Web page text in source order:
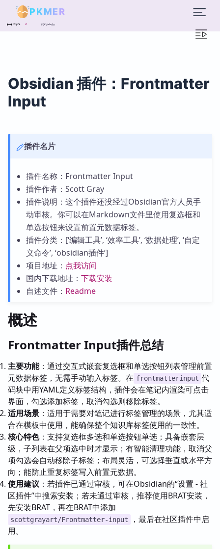
PKMER
目录 概述
Obsidian 插件：Frontmatter
Input
插件名片
插件名称：Frontmatter Input
插件作者：Scott Gray
插件说明：这个插件还没经过Obsidian官方人员手
动审核。你可以在Markdown文件里使用复选框和
单选按钮来设置前置元数据标签。
插件分类：[‘编辑工具’, ‘效率工具’, ‘数据处理’, ‘自定
义命令’, ‘obsidian插件’]
项目地址： 点我访问
国内下载地址： 下载安装
自述文件： Readme
概述
Frontmatter Input插件总结
主要功能：通过交互式嵌套复选框和单选按钮列表管理前置
元数据标签，无需手动输入标签。在 frontmatterinput 代
码块中用YAML定义标签结构，插件会在笔记内渲染可点击
界面，勾选添加标签，取消勾选则移除标签。
适用场景 ：适用于需要对笔记进行标签管理的场景，尤其适
合在模板中使用，能确保整个知识库标签使用的一致性。
核心特色：支持复选框多选和单选按钮单选；具备嵌套层
级，子列表在父项选中时才显示；有智能清理功能，取消父
项勾选会自动移除子标签；布局灵活，可选择垂直或水平方
向；能防止重复标签写入前置元数据。
使用建议 ：若插件已通过审核，可在Obsidian的“设置 - 社
区插件”中搜索安装；若未通过审核，推荐使用BRAT安装，
先安装BRAT，再在BRAT中添加
scottgrayart/Frontmatter-input
，最后在社区插件中启
用。